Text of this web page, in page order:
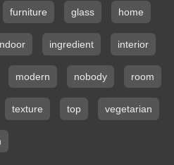
furniture glass home
ingredient interior
modern nobody room
texture top vegetarian